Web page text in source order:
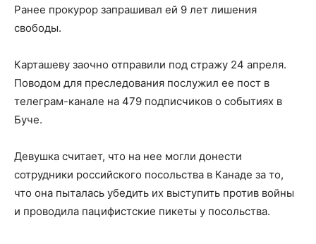
Ранее прокурор запрашивал ей 9 лет лишения
свободы.
Карташеву заочно отправили под стражу 24 апреля.
Поводом для преследования послужил ее пост в
телеграм-канале на 479 подписчиков о событиях в
Буче.
Девушка считает, что на нее могли донести
сотрудники российского посольства в Канаде за то,
что она пыталась убедить их выступить против войны
и проводила пацифистские пикеты у посольства.